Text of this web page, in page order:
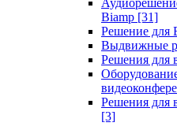
Biamp [31]
Решение для
Выдвижные
Решения для
Решения для
[3]